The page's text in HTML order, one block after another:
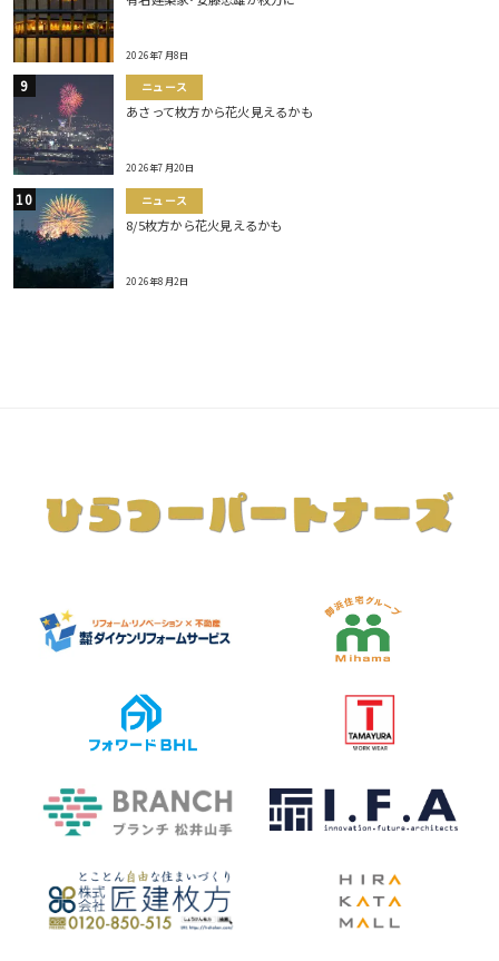
2026年7月8日
ニュース
あさって枚方から花火見えるかも
2026年7月20日
ニュース
8/5枚方から花火見えるかも
2026年8月2日